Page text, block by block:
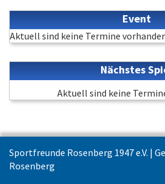
Event
Aktuell sind keine Termine
Nächstes
Aktuell sind keine
Sportfreunde Rosenberg 1947 e.V. |
Rosenberg